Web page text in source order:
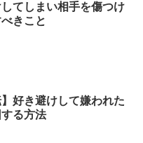
てしまい相手を傷つけ
きこと
】好き避けして嫌われた
る方法